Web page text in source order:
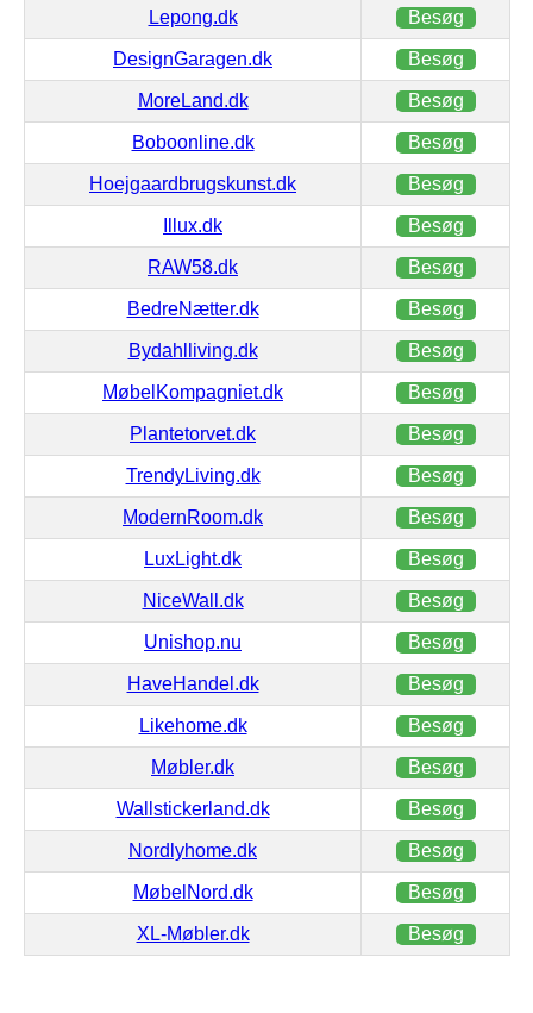
Lepong.dk Besøg
DesignGaragen.dk Besøg
MoreLand.dk Besøg
Boboonline.dk Besøg
Hoejgaardbrugskunst.dk Besøg
Illux.dk Besøg
RAW58.dk Besøg
BedreNætter.dk Besøg
Bydahlliving.dk Besøg
MøbelKompagniet.dk Besøg
Plantetorvet.dk Besøg
TrendyLiving.dk Besøg
ModernRoom.dk Besøg
LuxLight.dk Besøg
NiceWall.dk Besøg
Unishop.nu Besøg
HaveHandel.dk Besøg
Likehome.dk Besøg
Møbler.dk Besøg
Wallstickerland.dk Besøg
Nordlyhome.dk Besøg
MøbelNord.dk Besøg
XL-Møbler.dk Besøg